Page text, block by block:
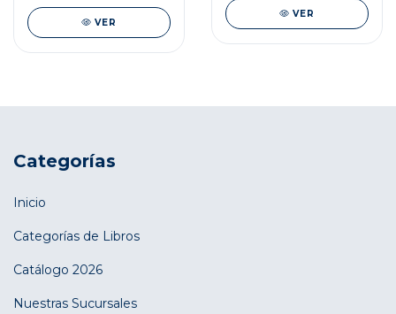
VER
VER
Categorías
Inicio
Categorías de Libros
Catálogo 2026
Nuestras Sucursales